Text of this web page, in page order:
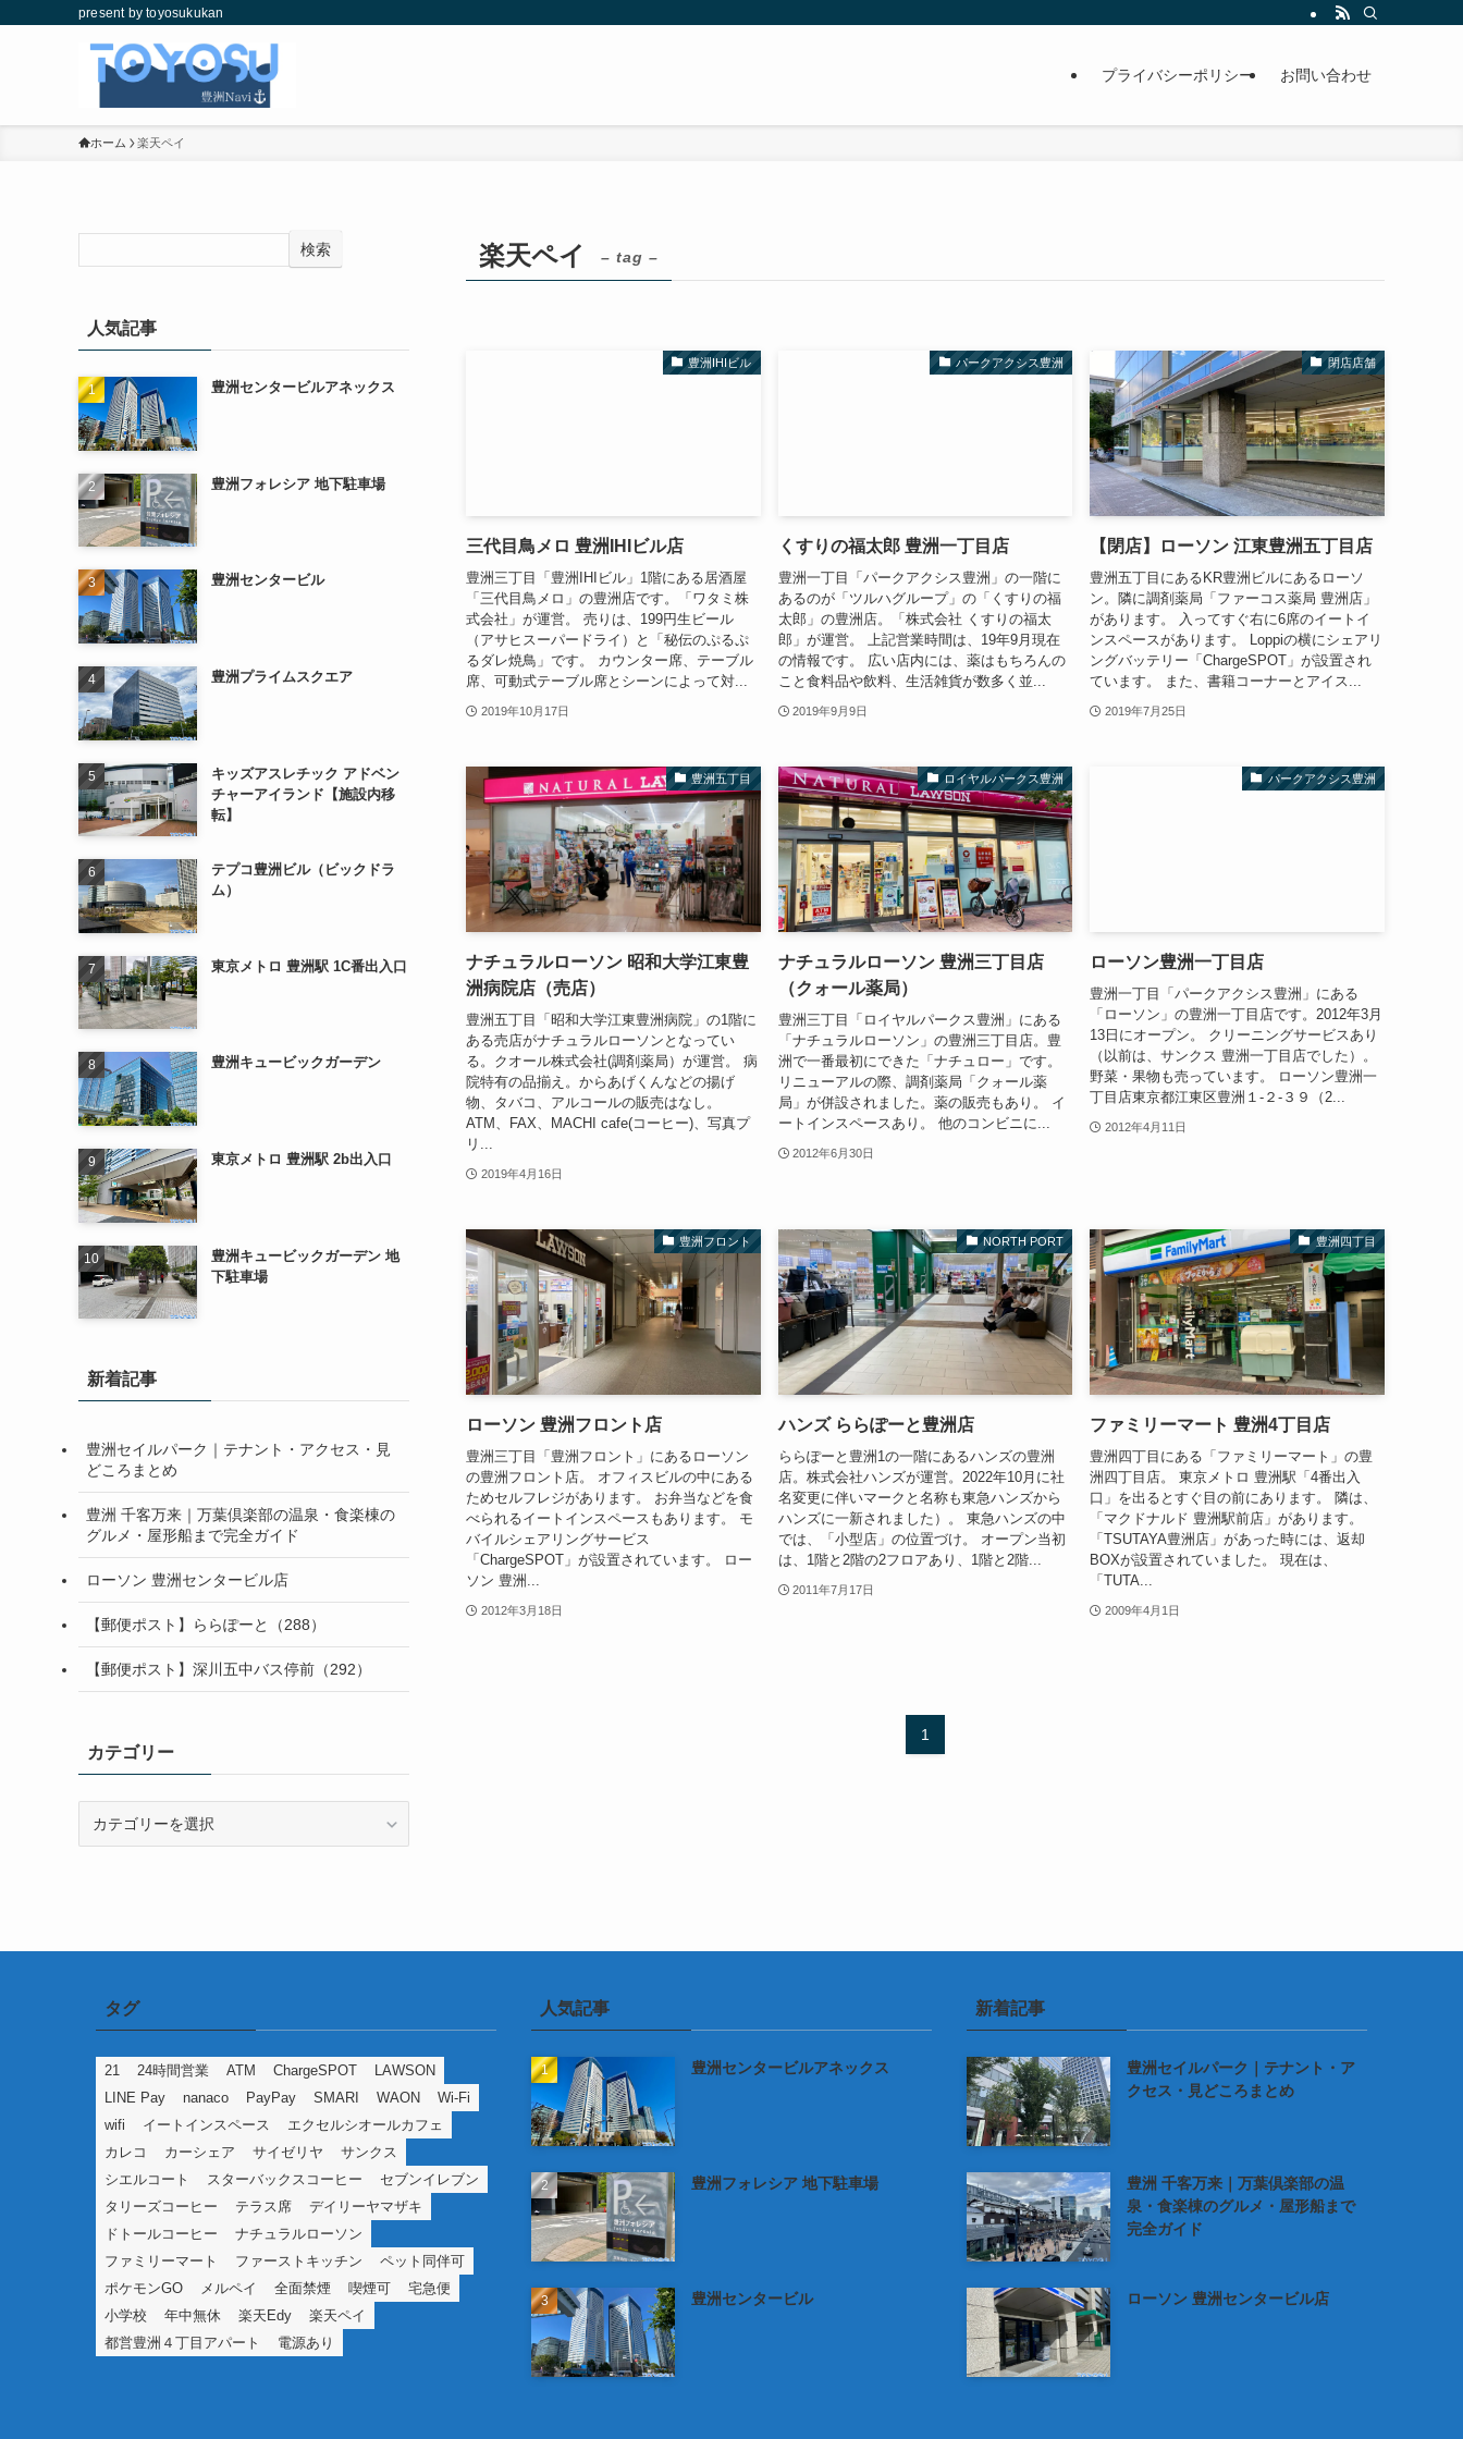
present by toyosukukan
プライバシーポリシー お問い合わせ
ホーム 楽天ペイ
楽天ペイ – tag –
豊洲IHIビル
三代目鳥メロ 豊洲IHIビル店
豊洲三丁目「豊洲IHIビル」1階にある居酒屋
「三代目鳥メロ」の豊洲店です。「ワタミ株
式会社」が運営。 売りは、199円生ビール
（アサヒスーパードライ）と「秘伝のぷるぷ
るダレ焼鳥」です。 カウンター席、テーブル
席、可動式テーブル席とシーンによって対...
2019年10月17日
パークアクシス豊洲
くすりの福太郎 豊洲一丁目店
豊洲一丁目「パークアクシス豊洲」の一階に
あるのが「ツルハグループ」の「くすりの福
太郎」の豊洲店。「株式会社 くすりの福太
郎」が運営。 上記営業時間は、19年9月現在
の情報です。 広い店内には、薬はもちろんの
こと食料品や飲料、生活雑貨が数多く並...
2019年9月9日
閉店店舗
【閉店】ローソン 江東豊洲五丁目店
豊洲五丁目にあるKR豊洲ビルにあるローソ
ン。隣に調剤薬局「ファーコス薬局 豊洲店」
があります。 入ってすぐ右に6席のイートイ
ンスペースがあります。 Loppiの横にシェアリ
ングバッテリー「ChargeSPOT」が設置され
ています。 また、書籍コーナーとアイス...
2019年7月25日
豊洲五丁目
ナチュラルローソン 昭和大学江東豊
洲病院店（売店）
豊洲五丁目「昭和大学江東豊洲病院」の1階に
ある売店がナチュラルローソンとなってい
る。クオール株式会社(調剤薬局）が運営。 病
院特有の品揃え。からあげくんなどの揚げ
物、タバコ、アルコールの販売はなし。
ATM、FAX、MACHI cafe(コーヒー)、写真プ
リ...
2019年4月16日
ロイヤルパークス豊洲
ナチュラルローソン 豊洲三丁目店
（クォール薬局）
豊洲三丁目「ロイヤルパークス豊洲」にある
「ナチュラルローソン」の豊洲三丁目店。豊
洲で一番最初にできた「ナチュロー」です。
リニューアルの際、調剤薬局「クォール薬
局」が併設されました。薬の販売もあり。 イ
ートインスペースあり。 他のコンビニに...
2012年6月30日
パークアクシス豊洲
ローソン豊洲一丁目店
豊洲一丁目「パークアクシス豊洲」にある
「ローソン」の豊洲一丁目店です。2012年3月
13日にオープン。 クリーニングサービスあり
（以前は、サンクス 豊洲一丁目店でした）。
野菜・果物も売っています。 ローソン豊洲一
丁目店東京都江東区豊洲１‐２‐３９（2...
2012年4月11日
豊洲フロント
ローソン 豊洲フロント店
豊洲三丁目「豊洲フロント」にあるローソン
の豊洲フロント店。 オフィスビルの中にある
ためセルフレジがあります。 お弁当などを食
べられるイートインスペースもあります。 モ
バイルシェアリングサービス
「ChargeSPOT」が設置されています。 ロー
ソン 豊洲...
2012年3月18日
NORTH PORT
ハンズ ららぽーと豊洲店
ららぽーと豊洲1の一階にあるハンズの豊洲
店。株式会社ハンズが運営。2022年10月に社
名変更に伴いマークと名称も東急ハンズから
ハンズに一新されました）。 東急ハンズの中
では、「小型店」の位置づけ。 オープン当初
は、1階と2階の2フロアあり、1階と2階...
2011年7月17日
豊洲四丁目
ファミリーマート 豊洲4丁目店
豊洲四丁目にある「ファミリーマート」の豊
洲四丁目店。 東京メトロ 豊洲駅「4番出入
口」を出るとすぐ目の前にあります。 隣は、
「マクドナルド 豊洲駅前店」があります。
「TSUTAYA豊洲店」があった時には、返却
BOXが設置されていました。 現在は、
「TUTA...
2009年4月1日
1
検索
人気記事
豊洲センタービルアネックス
豊洲フォレシア 地下駐車場
豊洲センタービル
豊洲プライムスクエア
キッズアスレチック アドベン
チャーアイランド【施設内移
転】
テプコ豊洲ビル（ビックドラ
ム）
東京メトロ 豊洲駅 1C番出入口
豊洲キュービックガーデン
東京メトロ 豊洲駅 2b出入口
豊洲キュービックガーデン 地
下駐車場
新着記事
豊洲セイルパーク｜テナント・アクセス・見
どころまとめ
豊洲 千客万来｜万葉倶楽部の温泉・食楽棟の
グルメ・屋形船まで完全ガイド
ローソン 豊洲センタービル店
【郵便ポスト】ららぽーと（288）
【郵便ポスト】深川五中バス停前（292）
カテゴリー
タグ
21 24時間営業 ATM ChargeSPOT
LAWSON
LINE Pay
nanaco PayPay SMARI WAON
Wi-Fi
wifi
イートインスペース
エクセルシオールカフェ
カレコ
カーシェア サイゼリヤ
サンクス
シエルコート
スターバックスコーヒー
セブンイレブン
タリーズコーヒー
テラス席
デイリーヤマザキ
ドトールコーヒー
ナチュラルローソン
ファミリーマート
ファーストキッチン
ペット同伴可
ポケモンGO
メルペイ 全面禁煙 喫煙可
宅急便
小学校
年中無休 楽天Edy
楽天ペイ
都営豊洲４丁目アパート
電源あり
人気記事
豊洲センタービルアネックス
豊洲フォレシア 地下駐車場
豊洲センタービル
新着記事
豊洲セイルパーク｜テナント・ア
クセス・見どころまとめ
豊洲 千客万来｜万葉倶楽部の温
泉・食楽棟のグルメ・屋形船まで
完全ガイド
ローソン 豊洲センタービル店